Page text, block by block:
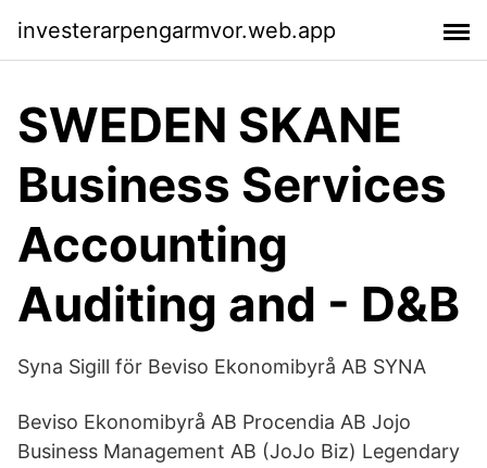
investerarpengarmvor.web.app
SWEDEN SKANE
Business Services
Accounting
Auditing and - D&B
Syna Sigill för Beviso Ekonomibyrå AB SYNA
Beviso Ekonomibyrå AB Procendia AB Jojo
Business Management AB (JoJo Biz) Legendary